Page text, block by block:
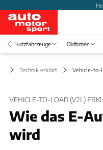
Nutzfahrzeuge Oldtimer
Technik erklärt Vehicle-to-
VEHICLE-TO-LOAD (V2L)
Wie das E-
wird